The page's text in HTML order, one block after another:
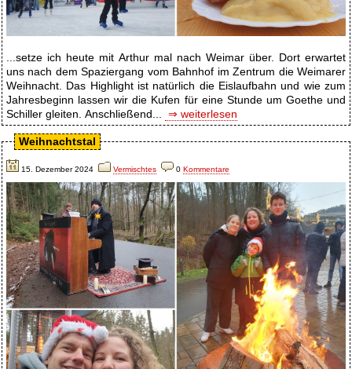
...setze ich heute mit Arthur mal nach Weimar über. Dort erwartet
uns nach dem Spaziergang vom Bahnhof im Zentrum die Weimarer
Weihnacht. Das Highlight ist natürlich die Eislaufbahn und wie zum
Jahresbeginn lassen wir die Kufen für eine Stunde um Goethe und
Schiller gleiten. Anschließend...
⇒ weiterlesen
Weihnachtstal
15. Dezember 2024 Vermischtes 0 Kommentare